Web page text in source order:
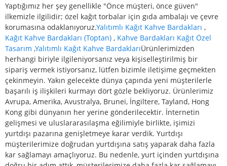
Yaptığımız her şey genellikle "Önce müşteri, önce güven"
ilkemizle ilgilidir; özel kağıt torbalar için gıda ambalajı ve çevre
korumasına odaklanıyoruz.Yalıtımlı Kağıt Kahve Bardakları ,
Kağıt Kahve Bardakları (Toptan) , Kahve Bardakları Kağıt Özel
Tasarım ,Yalıtımlı Kağıt Kahve BardaklarıÜrünlerimizden
herhangi biriyle ilgileniyorsanız veya kişiselleştirilmiş bir
sipariş vermek istiyorsanız, lütfen bizimle iletişime geçmekten
çekinmeyin. Yakın gelecekte dünya çapında yeni müşterilerle
başarılı iş ilişkileri kurmayı dört gözle bekliyoruz. Ürünlerimiz
Avrupa, Amerika, Avustralya, Brunei, İngiltere, Tayland, Hong
Kong gibi dünyanın her yerine gönderilecektir. İnternetin
gelişmesi ve uluslararasılaşma eğilimiyle birlikte, işimizi
yurtdışı pazarına genişletmeye karar verdik. Yurtdışı
müşterilerimize doğrudan yurtdışına satış yaparak daha fazla
kar sağlamayı amaçlıyoruz. Bu nedenle, yurt içinden yurtdışına